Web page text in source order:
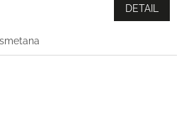
DETAIL